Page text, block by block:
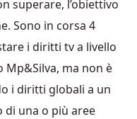
superare, l’obiettivo
Sono in corsa 4
i diritti tv a livello
ma non è
i diritti globali a un
una o più aree